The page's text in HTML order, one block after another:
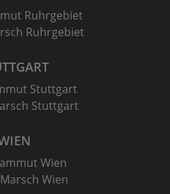
Ruhrgebiet
Ruhrgebiet
Stuttgart
Stuttgart
Wien
Wien